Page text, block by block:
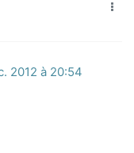
2012 à 20:54